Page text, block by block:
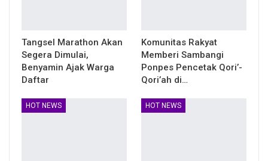
Tangsel Marathon Akan
Segera Dimulai,
Benyamin Ajak Warga
Daftar
Komunitas Rakyat
Memberi Sambangi
Ponpes Pencetak Qori’-
Qori’ah di…
HOT NEWS HOT NEWS